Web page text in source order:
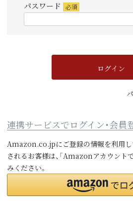
パスワード
ログイン
連携サービスでログイン・会員
Amazon.co.jpにご登録の情報を利用し
されるお客様は、「Amazonアカウント
みください。